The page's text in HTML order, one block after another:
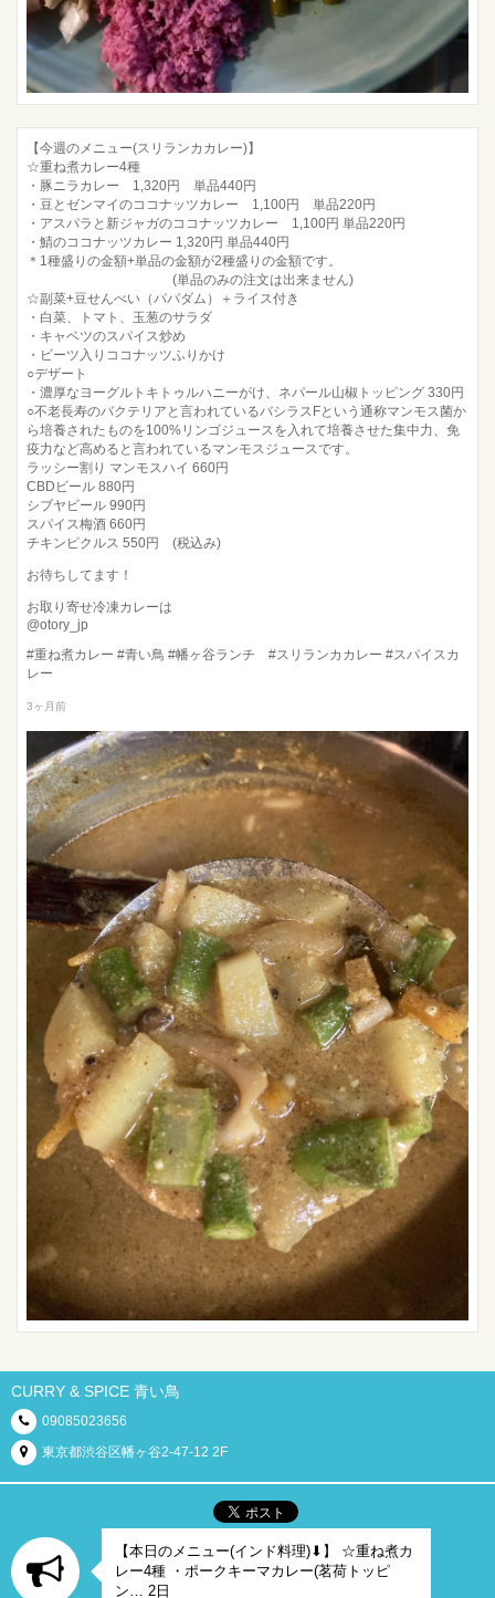
【今週のメニュー(スリランカカレー)】
☆重ね煮カレー4種
・豚ニラカレー 1,320円 単品440円
・豆とゼンマイのココナッツカレー 1,100円 単品220円
・アスパラと新ジャガのココナッツカレー 1,100円 単品220円
・鯖のココナッツカレー 1,320円 単品440円
＊1種盛りの金額+単品の金額が2種盛りの金額です。
(単品のみの注文は出来ません)
☆副菜+豆せんべい（パパダム）＋ライス付き
・白菜、トマト、玉葱のサラダ
・キャベツのスパイス炒め
・ビーツ入りココナッツふりかけ
○デザート
・濃厚なヨーグルトキトゥルハニーがけ、ネパール山椒トッピング 330円
○不老長寿のバクテリアと言われているバシラスFという通称マンモス菌か
ら培養されたものを100%リンゴジュースを入れて培養させた集中力、免
疫力など高めると言われているマンモスジュースです。
ラッシー割り マンモスハイ 660円
CBDビール 880円
シブヤビール 990円
スパイス梅酒 660円
チキンピクルス 550円 (税込み)
お待ちしてます！
お取り寄せ冷凍カレーは
@otory_jp
#重ね煮カレー #青い鳥 #幡ヶ谷ランチ #スリランカカレー #スパイスカ
レー
3ヶ月前
CURRY & SPICE 青い鳥
09085023656
東京都渋谷区幡ヶ谷2-47-12 2F
【本日のメニュー(インド料理)⬇︎】 ☆重ね煮カ
レー4種 ・ポークキーマカレー(茗荷トッピ
ン… 2日